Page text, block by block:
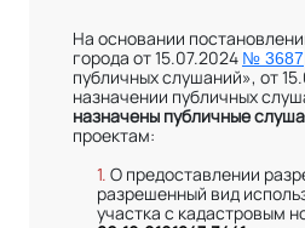
На основании
города от 15.07.2024 № 3687
публичных слушаний», от
назначении публичных
назначены публичные
проектам:
1. О предоставлении
разрешенный вид
участка с кадастровым